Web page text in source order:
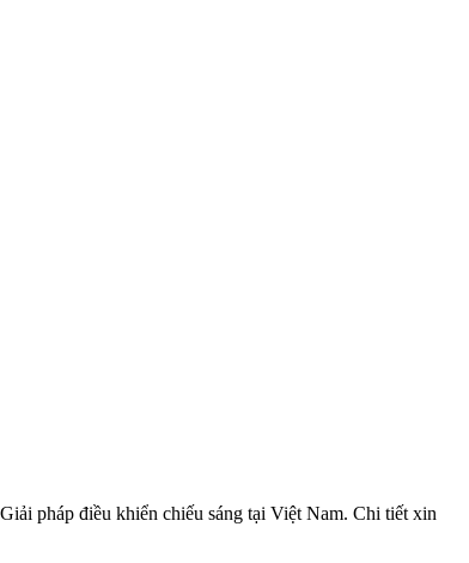
pháp điều khiển chiếu sáng tại Việt Nam. Chi tiết xin